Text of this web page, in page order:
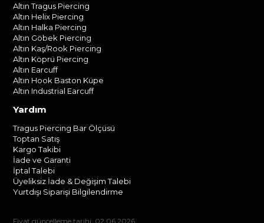
Altın Tragus Piercing
Altın Helix Piercing
Altın Halka Piercing
Altın Göbek Piercing
Altın Kaş/Rook Piercing
Altın Köprü Piercing
Altın Earcuff
Altın Hook Baston Küpe
Altın Industrial Earcuff
Yardım
Tragus Piercing Bar Ölçüsü
Toptan Satış
Kargo Takibi
İade ve Garanti
İptal Talebi
Üyeliksiz İade & Değişim Talebi
Yurtdışı Siparişi Bilgilendirme
Fiyat güncelleme tarihi: 02.06.2026